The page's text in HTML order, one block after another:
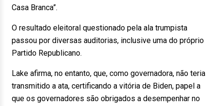
Casa Branca”.
O resultado eleitoral questionado pela ala trumpista
passou por diversas auditorias, inclusive uma do próprio
Partido Republicano.
Lake afirma, no entanto, que, como governadora, não teria
transmitido a ata, certificando a vitória de Biden, papel a
que os governadores são obrigados a desempenhar no